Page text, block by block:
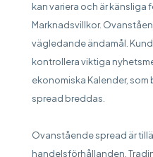
kan variera och är
Marknadsvillkor.
vägledande ändamål.
kontrollera viktiga
ekonomiska Kalender,
spread breddas.
Ovanstående spread är
handelsförhållanden.